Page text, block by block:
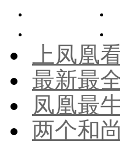
上凤凰
最新最
凤凰最
两个和